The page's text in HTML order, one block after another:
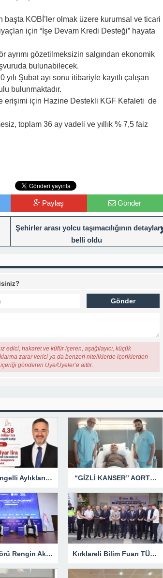
başta KOBİ’ler olmak üzere kurumsal ve ticari
için “İşe Devam Kredi Desteği” hayata
ayrımı gözetilmeksizin salgından ekonomik
bulunabilecek.
Şubat ayı sonu itibariyle kayıtlı çalışan
bulunmaktadır.
erişimi için Hazine Destekli KGF Kefaleti de
toplam 36 ay vadeli ve yıllık % 7,5 faiz
Paylaş Gönder
Şehirler arası yolcu taşımacılığının detayları
belli oldu
edici, hakaret ve küfür içeren, aşağılayıcı, küçük
zarar verici ya da benzeri niteliklerde içeriklerden
gönderen Üye/Üyeler’e aittir.
Yaşlı ve Engelli Aylıkları Hesaplara Yatırılmaya Başlandı “GİZLİ KANSER” AORT ANEVRİZMASI KAPALI YÖNTEMLE TEDAVİ EDİLDİ
KLÜ Rektörü Rengin Ak, COP31 Akademi Lansmanına Katıldı Kırklareli Bilim Fuarı TÜBİTAK’ın Resmî Sayfasında